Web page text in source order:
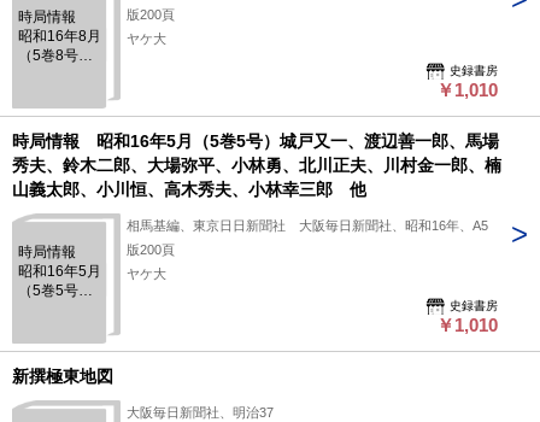
華雄、高原
四郎、前芝
確三 他
時局情報
昭和16年8月
（5巻8号）
山本正雄、
名取壌之
助、楠山義
太郎、百々
正雄、水戸
政治、小関
テイモー
ア、前芝確
三、長野敏
蔵 他
版200頁
ヤケ大
史録書房
￥1,010
時局情報 昭和16年5月（5巻5号）城戸又一、渡辺善一郎、馬場
秀夫、鈴木二郎、大場弥平、小林勇、北川正夫、川村金一郎、楠
山義太郎、小川恒、高木秀夫、小林幸三郎 他
時局情報
昭和16年5月
（5巻5号）
郎、馬場秀
夫、鈴木二
郎、大場弥
平、小林
相馬基編、東京日日新聞社 大阪毎日新聞社、昭和16年、A5
版200頁
ヤケ大
史録書房
￥1,010
新撰極東地図
大阪毎日新聞社、明治37